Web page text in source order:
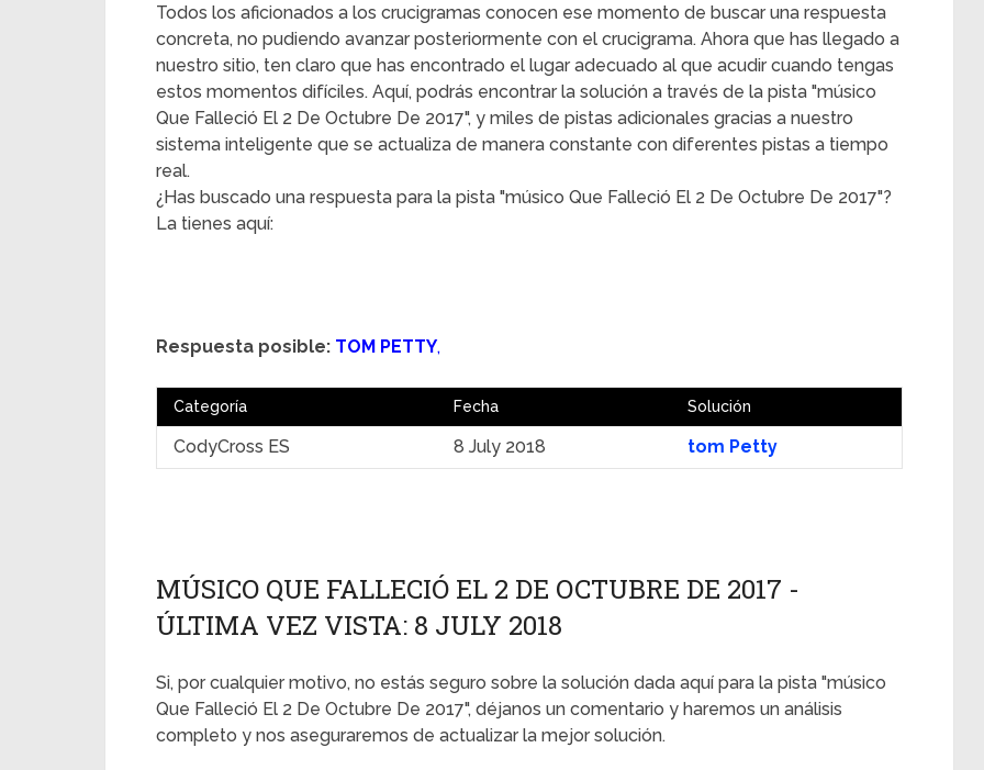
Todos los aficionados a los crucigramas conocen ese momento de buscar una respuesta
concreta, no pudiendo avanzar posteriormente con el crucigrama. Ahora que has llegado a
nuestro sitio, ten claro que has encontrado el lugar adecuado al que acudir cuando tengas
estos momentos difíciles. Aquí, podrás encontrar la solución a través de la pista "músico
Que Falleció El 2 De Octubre De 2017", y miles de pistas adicionales gracias a nuestro
sistema inteligente que se actualiza de manera constante con diferentes pistas a tiempo
real.
¿Has buscado una respuesta para la pista "músico Que Falleció El 2 De Octubre De 2017"?
La tienes aquí:
Respuesta posible: TOM PETTY,
Categoría Fecha Solución
CodyCross ES 8 July 2018 tom Petty
MÚSICO QUE FALLECIÓ EL 2 DE OCTUBRE DE 2017 -
ÚLTIMA VEZ VISTA: 8 JULY 2018
Si, por cualquier motivo, no estás seguro sobre la solución dada aquí para la pista "músico
Que Falleció El 2 De Octubre De 2017", déjanos un comentario y haremos un análisis
completo y nos aseguraremos de actualizar la mejor solución.